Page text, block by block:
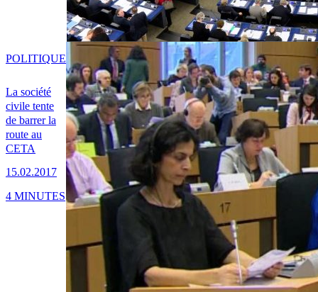
La société
civile tente
de barrer la
route au
CETA
15.02.2017
POLITIQUE
4 MINUTES